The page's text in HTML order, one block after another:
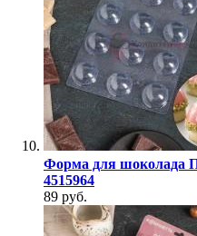
Форма для шоколада
4515964
89 руб.